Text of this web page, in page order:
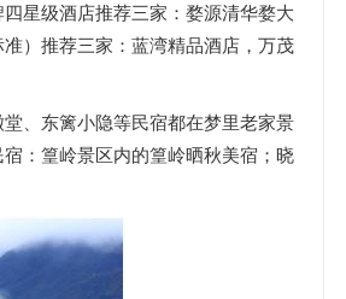
星级酒店推荐三家：婺源清华婺大
）推荐三家：蓝湾精品酒店，万茂
、东篱小隐等民宿都在梦里老家景
：篁岭景区内的篁岭晒秋美宿；晓